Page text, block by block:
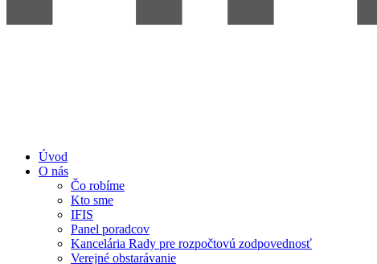
Úvod
O nás
Čo robíme
Kto sme
IFIS
Panel poradcov
Kancelária Rady pre rozpočtovú zodpovednosť
Verejné obstarávanie